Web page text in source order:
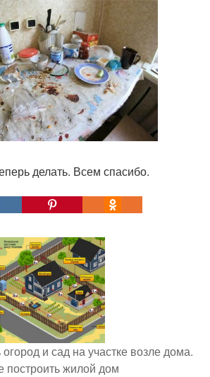
делать. Всем спасибо.
и сад на участке возле дома.
построить жилой дом